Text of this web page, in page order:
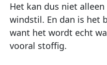
Het kan dus niet
windstil. En dan is het
want het wordt echt
vooral stoffig.